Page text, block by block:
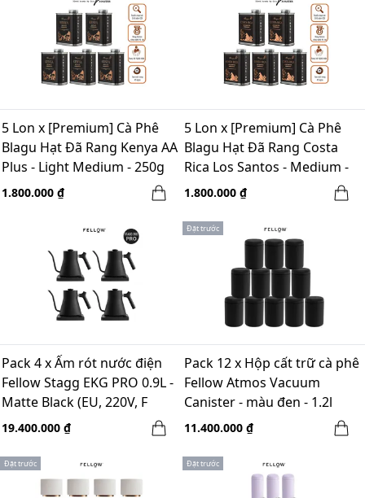
5 Lon x [Premium] Cà Phê
Blagu Hạt Đã Rang Kenya AA
Plus - Light Medium - 250g
1.800.000 ₫
5 Lon x [Premium] Cà Phê
Blagu Hạt Đã Rang Costa
Rica Los Santos - Medium -
250g
1.800.000 ₫
Pack 4 x Ấm rót nước điện
Fellow Stagg EKG PRO 0.9L -
Matte Black (EU, 220V, F
Plug)
19.400.000 ₫
Đặt trước
Pack 12 x Hộp cất trữ cà phê
Fellow Atmos Vacuum
Canister - màu đen - 1.2l
11.400.000 ₫
Đặt trước Đặt trước